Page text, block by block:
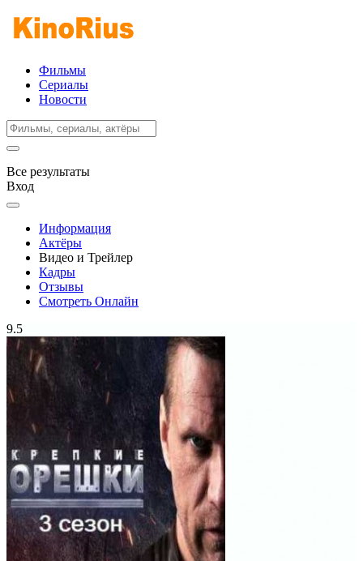
Фильмы
Сериалы
Новости
Все результаты
Вход
Информация
Актёры
Видео и Трейлер
Кадры
Отзывы
Смотреть Онлайн
9.5